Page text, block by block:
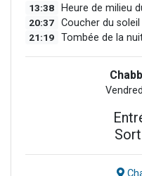
13:38 Heure de milieu
20:37 Coucher du soleil
21:19 Tombée de la